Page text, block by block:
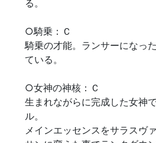
る。
○騎乗：Ｃ
騎乗の才能。ランサーになっ
ている。
○女神の神核：Ｃ
生まれながらに完成した女神
ル。
メインエッセンスをサラスヴ